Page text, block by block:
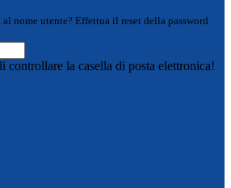
nome utente? Effettua il reset della password
controllare la casella di posta elettronica!